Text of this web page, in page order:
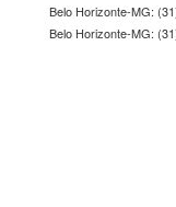
Belo Horizonte-MG:
Belo Horizonte-MG: